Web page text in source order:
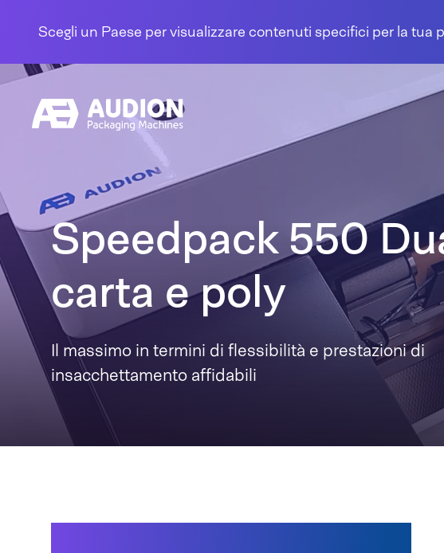
Scegli un Paese per visualizzare contenuti specifici per la tua
Speedpack 550
carta e poly
Il massimo in termini di flessibilità e prestazioni di
insacchettamento affidabili